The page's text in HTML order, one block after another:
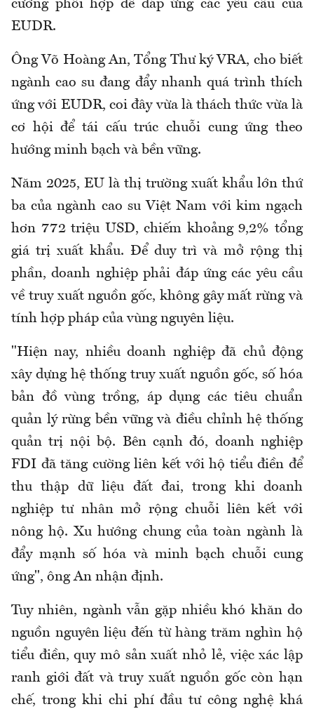
cường phối hợp để đáp ứng các yêu cầu của
EUDR.
Ông Võ Hoàng An, Tổng Thư ký VRA, cho biết
ngành cao su đang đẩy nhanh quá trình thích
ứng với EUDR, coi đây vừa là thách thức vừa là
cơ hội để tái cấu trúc chuỗi cung ứng theo
hướng minh bạch và bền vững.
Năm 2025, EU là thị trường xuất khẩu lớn thứ
ba của ngành cao su Việt Nam với kim ngạch
hơn 772 triệu USD, chiếm khoảng 9,2% tổng
giá trị xuất khẩu. Để duy trì và mở rộng thị
phần, doanh nghiệp phải đáp ứng các yêu cầu
về truy xuất nguồn gốc, không gây mất rừng và
tính hợp pháp của vùng nguyên liệu.
"Hiện nay, nhiều doanh nghiệp đã chủ động
xây dựng hệ thống truy xuất nguồn gốc, số hóa
bản đồ vùng trồng, áp dụng các tiêu chuẩn
quản lý rừng bền vững và điều chỉnh hệ thống
quản trị nội bộ. Bên cạnh đó, doanh nghiệp
FDI đã tăng cường liên kết với hộ tiểu điền để
thu thập dữ liệu đất đai, trong khi doanh
nghiệp tư nhân mở rộng chuỗi liên kết với
nông hộ. Xu hướng chung của toàn ngành là
đẩy mạnh số hóa và minh bạch chuỗi cung
ứng", ông An nhận định.
Tuy nhiên, ngành vẫn gặp nhiều khó khăn do
nguồn nguyên liệu đến từ hàng trăm nghìn hộ
tiểu điền, quy mô sản xuất nhỏ lẻ, việc xác lập
ranh giới đất và truy xuất nguồn gốc còn hạn
chế, trong khi chi phí đầu tư công nghệ khá